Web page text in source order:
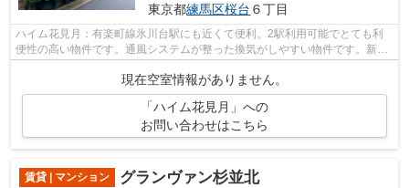
東京都練馬区桜台 ６丁目
ハイム花見月：有楽町線氷川台駅にも近くて便利。2駅利用可能でとても利
便性の高い物件です。通風システムが整った換気がしやすい物件です。新し
い物件ではありませんが、不便な点は少...
現在空室情報がありません。
「ハイム花見月」への
お問い合わせはこちら
賃貸 | マンション グランヴァン杉並北